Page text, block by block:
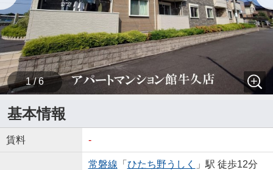
1 / 6
基本情報
賃料 -
常磐線 「 ひたち野うしく
」駅 徒歩12分